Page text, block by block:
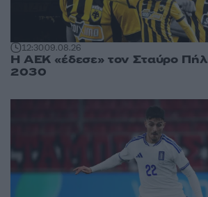
12:3009.08.26
Η ΑΕΚ «έδεσε» τον Σταύρο
2030